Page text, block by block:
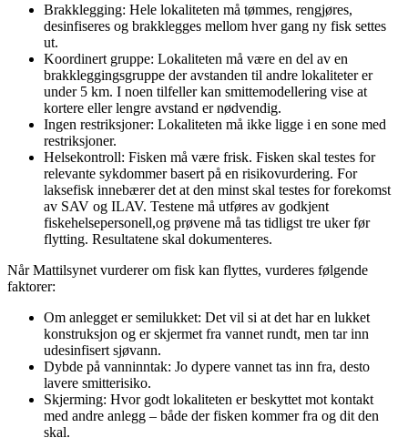
Brakklegging: Hele lokaliteten må tømmes, rengjøres,
desinfiseres og brakklegges mellom hver gang ny fisk settes
ut.
Koordinert gruppe: Lokaliteten må være en del av en
brakkleggingsgruppe der avstanden til andre lokaliteter er
under 5 km. I noen tilfeller kan smittemodellering vise at
kortere eller lengre avstand er nødvendig.
Ingen restriksjoner: Lokaliteten må ikke ligge i en sone med
restriksjoner.
Helsekontroll: Fisken må være frisk. Fisken skal testes for
relevante sykdommer basert på en risikovurdering. For
laksefisk innebærer det at den minst skal testes for forekomst
av SAV og ILAV. Testene må utføres av godkjent
fiskehelsepersonell,og prøvene må tas tidligst tre uker før
flytting. Resultatene skal dokumenteres.
Når Mattilsynet vurderer om fisk kan flyttes, vurderes følgende
faktorer:
Om anlegget er semilukket: Det vil si at det har en lukket
konstruksjon og er skjermet fra vannet rundt, men tar inn
udesinfisert sjøvann.
Dybde på vanninntak: Jo dypere vannet tas inn fra, desto
lavere smitterisiko.
Skjerming: Hvor godt lokaliteten er beskyttet mot kontakt
med andre anlegg – både der fisken kommer fra og dit den
skal.